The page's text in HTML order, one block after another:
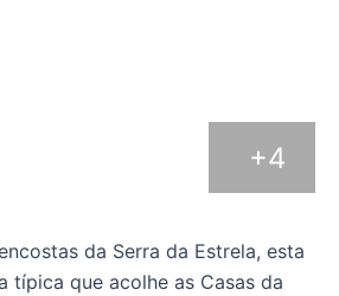
+4
da Serra da Estrela, esta
típica que acolhe as Casas da